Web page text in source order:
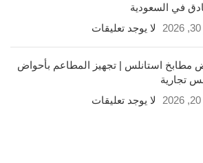
في السعودية
لا يوجد تعليقات
مطابخ استانلس | تجهيز المطاعم بأحواض
تجارية
لا يوجد تعليقات